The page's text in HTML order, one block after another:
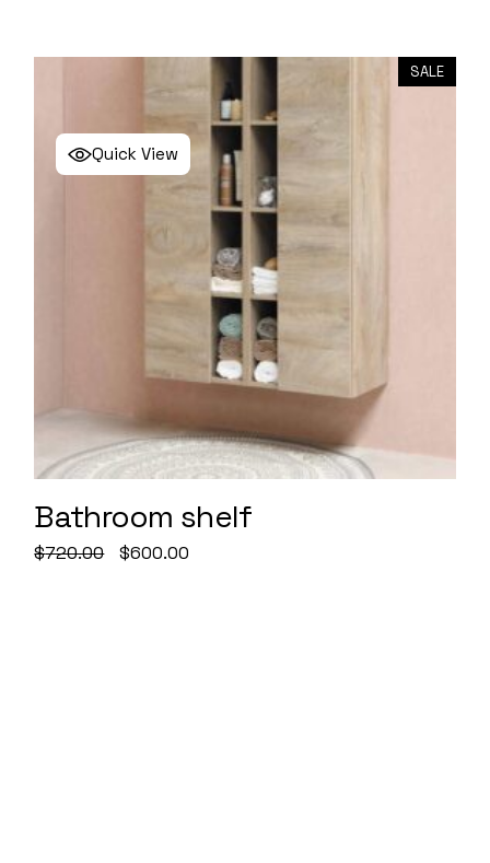
SALE
Quick View
Bathroom shelf
$720.00 Original
price
$600.00